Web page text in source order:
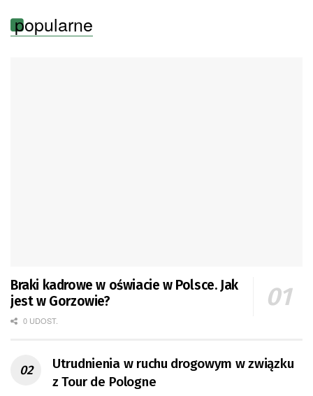
popularne
Braki kadrowe w oświacie w Polsce. Jak
jest w Gorzowie?
0 UDOST.
Utrudnienia w ruchu drogowym w związku
z Tour de Pologne